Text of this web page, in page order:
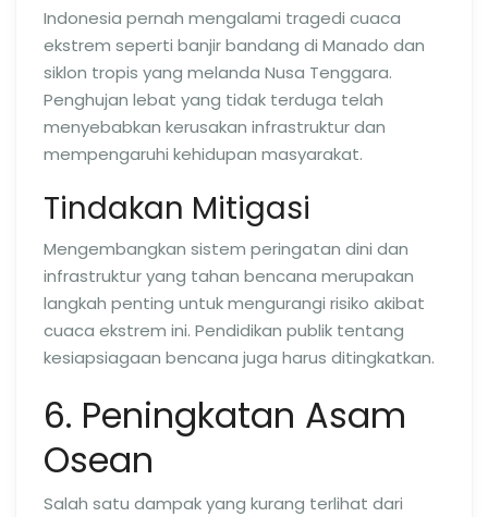
Indonesia pernah mengalami tragedi cuaca
ekstrem seperti banjir bandang di Manado dan
siklon tropis yang melanda Nusa Tenggara.
Penghujan lebat yang tidak terduga telah
menyebabkan kerusakan infrastruktur dan
mempengaruhi kehidupan masyarakat.
Tindakan Mitigasi
Mengembangkan sistem peringatan dini dan
infrastruktur yang tahan bencana merupakan
langkah penting untuk mengurangi risiko akibat
cuaca ekstrem ini. Pendidikan publik tentang
kesiapsiagaan bencana juga harus ditingkatkan.
6. Peningkatan Asam
Osean
Salah satu dampak yang kurang terlihat dari